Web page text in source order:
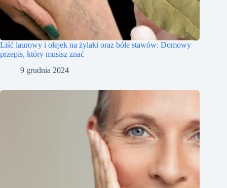
Liść laurowy i olejek na żylaki oraz bóle stawów: Domowy
przepis, który musisz znać
9 grudnia 2024